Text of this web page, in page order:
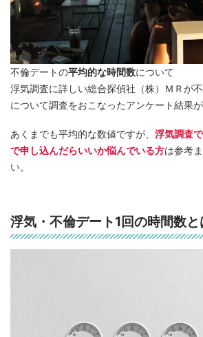
不倫デートの平均的な時間数について
浮気調査に詳しい総合探偵社（株）ＭＲが
について調査をおこなったアンケート結果が
あくまでも平均的な数値ですが、 浮気調査
で申し込んだらいいか悩んでいる方は参考
い。
浮気・不倫デート1回の時間数と